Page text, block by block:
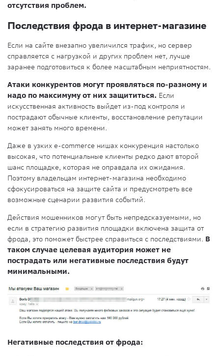
отсутствия проблем.
Последствия фрода в интернет-магазине
Если на сайте внезапно увеличился трафик, но сервер
справляется с нагрузкой и других проблем нет, лучше
заранее подготовиться к более масштабным неприятностям.
Атаки конкурентов могут проявляться по-разному и
надо по максимуму от них защититься. Если
искусственная активность выйдет из-под контроля и
пострадают обычные клиенты, восстановление репутации
может занять много времени.
Даже в узких e-commerce нишах конкуренция настолько
высокая, что потенциальные клиенты редко дают второй
шанс площадке, которая не оправдала их ожидания.
Поэтому владельцам интернет-магазина необходимо
сфокусироваться на защите сайта и предусмотреть все
возможные сценарии развития событий.
Действия мошенников могут быть непредсказуемыми, но
если в стратегию развития площадки включена защита от
фрода, это поможет быстрее справиться с последствиями. В
таком случае целевая аудитория может не
пострадать или негативные последствия будут
минимальными.
Негативные последствия от фрода: